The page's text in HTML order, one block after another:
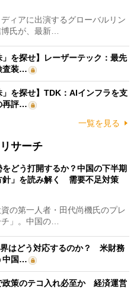
ィアに出演するグローバルリン
博氏が、最新…
」を探せ】レーザーテック：最先
査装…
」を探せ】TDK：AIインフラを支
再評…
一覧を見る
サーチ
どう打開するか？中国の下半期
針」を読み解く 需要不足対策
の第一人者・田代尚機氏のプレ
チ」。中国の…
はどう対応するのか？ 米財務
中国…
政策のテコ入れ必至か 経済運営